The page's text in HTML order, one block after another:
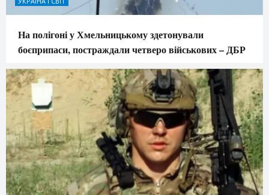
На полігоні у Хмельницькому здетонували
боєприпаси, постраждали четверо військових – ДБР